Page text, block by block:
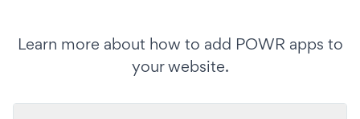
Learn more about how to add POWR apps to
your website.